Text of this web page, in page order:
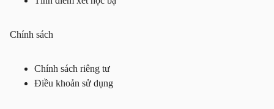
Chính sách
Chính sách riêng tư
Điều khoản sử dụng